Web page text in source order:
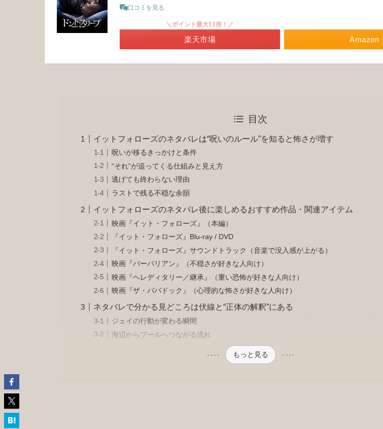
口コミを見る
Amazon
＼ポイント最大11倍！／
楽天市場
目次
イットフォローズのネタバレは“呪いのルール”を知ると怖さが増す
呪いが移るきっかけと条件
“それ”が追ってくる仕組みと見え方
逃げても終わらない理由
ラストで残る不穏な余韻
イットフォローズのネタバレ後に楽しめるおすすめ作品・関連アイテム
映画『イット・フォローズ』（本編）
『イット・フォローズ』Blu-ray / DVD
『イット・フォローズ』サウンドトラック（音楽で没入感が上がる）
映画『バーバリアン』（不穏さが好きな人向け）
映画『ヘレディタリー／継承』（重い恐怖が好きな人向け）
映画『ザ・ババドック』（心理的な怖さが好きな人向け）
ネタバレで分かる見どころは伏線と“正体の解釈”にある
ジェイの行動が変わる瞬間
海辺からプールへつながる流れ
もっと見る